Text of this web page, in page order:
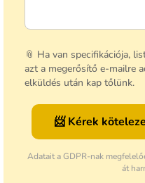
📎 Ha van specifikációja,
azt a megerősítő e-mailre
elküldés után kap tőlünk.
📨 Kérek
Adatait a GDPR-nak
át